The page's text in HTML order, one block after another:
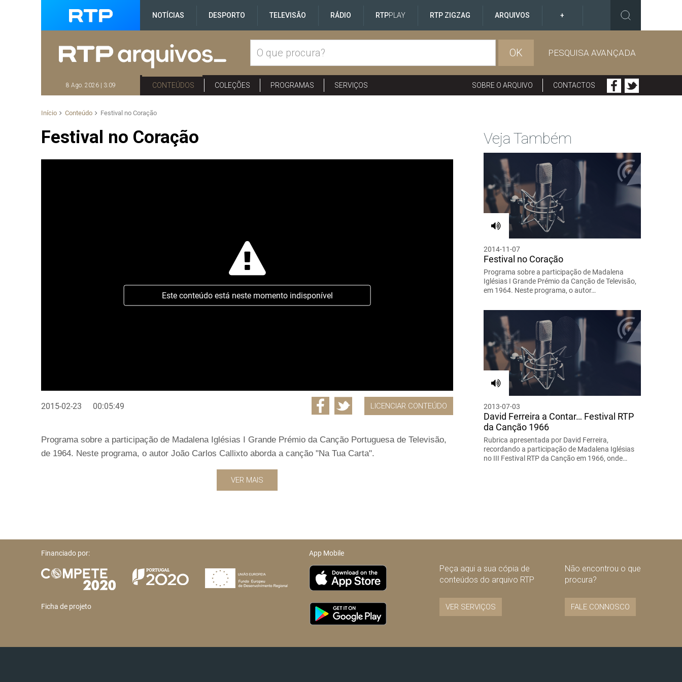
NOTÍCIAS DESPORTO TELEVISÃO RÁDIO RTPPLAY RTP ZIGZAG ARQUIVOS +
OK PESQUISA AVANÇADA
8 Ago. 2026 | 3:09 CONTEÚDOS COLEÇÕES PROGRAMAS SERVIÇOS SOBRE O ARQUIVO CONTACTOS
Início Conteúdo Festival no Coração
Festival no Coração
Este conteúdo está neste momento indisponível
2015-02-23 00:05:49 LICENCIAR CONTEÚDO
Programa sobre a participação de Madalena Iglésias I Grande Prémio da Canção Portuguesa de Televisão,
de 1964. Neste programa, o autor João Carlos Callixto aborda a canção "Na Tua Carta".
VER MAIS
Veja Também
2014-11-07
Festival no Coração
Programa sobre a participação de Madalena
Iglésias I Grande Prémio da Canção de Televisão,
em 1964. Neste programa, o autor…
2013-07-03
David Ferreira a Contar… Festival RTP
da Canção 1966
Rubrica apresentada por David Ferreira,
recordando a participação de Madalena Iglésias
no III Festival RTP da Canção em 1966, onde…
Financiado por:
Ficha de projeto
App Mobile
Peça aqui a sua cópia de
conteúdos do arquivo RTP
VER SERVIÇOS
Não encontrou o que
procura?
FALE CONNOSCO